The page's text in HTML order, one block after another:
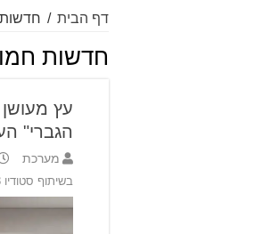
דף הבית /
חדשות
עץ מעושן
הגברי"
מערכת
בשיתוף סטודיו 73